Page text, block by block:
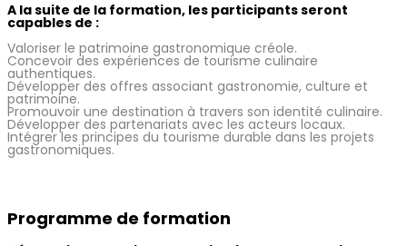
A la suite de la formation, les participants seront
capables de :
Valoriser le patrimoine gastronomique créole.
Concevoir des expériences de tourisme culinaire
authentiques.
Développer des offres associant gastronomie, culture et
patrimoine.
Promouvoir une destination à travers son identité culinaire.
Développer des partenariats avec les acteurs locaux.
Intégrer les principes du tourisme durable dans les projets
gastronomiques.
Programme de formation